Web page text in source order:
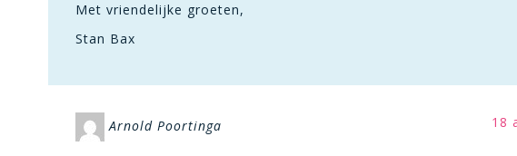
Met vriendelijke groeten,
Stan Bax
Arnold Poortinga 18